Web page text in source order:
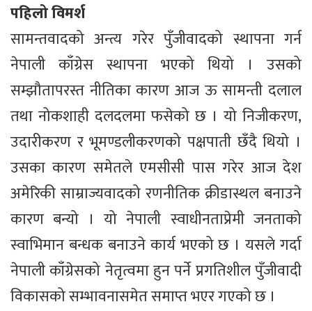
पहिलो विमर्श
सामन्तवादको अन्त्य गरेर पुँजीवादको स्थापना गर्न
नेपाली काँग्रेस स्थापना भएको थियो । उसको
सम्झौतापरस्त नीतिका कारण आज ऊ सामन्ती दलाल
तथा नोकशाही दलदलमा फसेको छ । यो निजीकरण,
उदारीकरण र भूमण्डलीकरणको पक्षपाती छँदै थियो ।
उसका कारण समेतले एमसीसी पास गरेर आज देश
अमेरिकी साम्राज्यवादको रणनीतिक क्रीडास्थल बनाउने
कारण बन्यो । यो नेपाली स्वाधीनताप्रेमी जनताको
स्वाभिमान बन्धक बनाउने कार्य भएको छ । यसले गर्दा
नेपाली काँग्रेसको नेतृत्वमा हुन पर्ने प्रगतिशील पुँजीवादी
विकासको सम्भावनासमेत समाप्त भएर गएको छ ।